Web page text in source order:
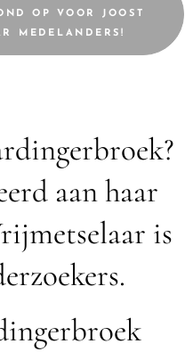
OP VOOR JOOST
MEDELANDERS!
aan haar
is